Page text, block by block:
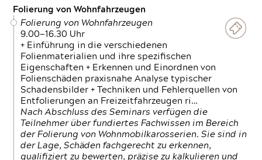
Folierung von Wohnfahrzeugen
Folierung von Wohnfahrzeugen
9.00—16.30 Uhr
+ Einführung in die verschiedenen
Folienmaterialien und ihre spezifischen
Eigenschaften + Erkennen und Einordnen von
Folienschäden praxisnahe Analyse typischer
Schadensbilder + Techniken und Fehlerquellen von
Entfolierungen an Freizeitfahrzeugen ri…
Nach Abschluss des Seminars verfügen die
Teilnehmer über fundiertes Fachwissen im Bereich
der Folierung von Wohnmobilkarosserien. Sie sind in
der Lage, Schäden fachgerecht zu erkennen,
qualifiziert zu bewerten, präzise zu kalkulieren und